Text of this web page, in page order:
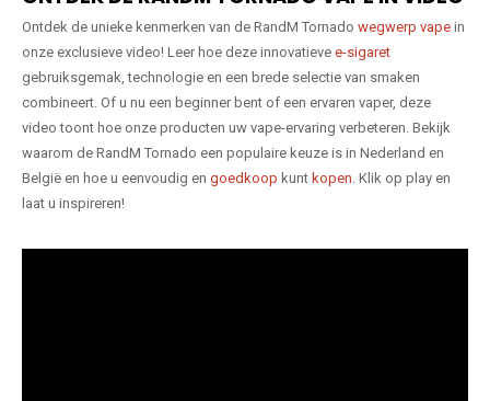
Ontdek de unieke kenmerken van de RandM Tornado wegwerp vape in
onze exclusieve video! Leer hoe deze innovatieve e-sigaret
gebruiksgemak, technologie en een brede selectie van smaken
combineert. Of u nu een beginner bent of een ervaren vaper, deze
video toont hoe onze producten uw vape-ervaring verbeteren. Bekijk
waarom de RandM Tornado een populaire keuze is in Nederland en
België en hoe u eenvoudig en goedkoop kunt kopen. Klik op play en
laat u inspireren!